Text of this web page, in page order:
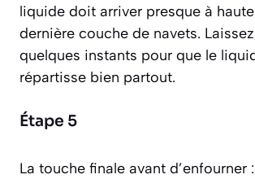
liquide doit arriver presque à
dernière couche de navets.
quelques instants pour que le
répartisse bien partout.
Étape 5
La touche finale avant d’enfourner